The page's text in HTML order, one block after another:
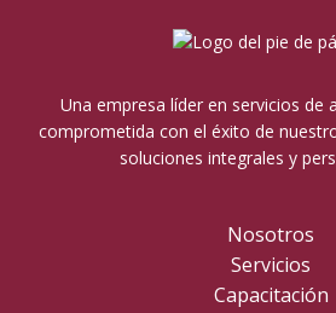
Una empresa líder en servicios de
comprometida con el éxito de
soluciones integrales y
Nosotros
Servicios
Capacitación